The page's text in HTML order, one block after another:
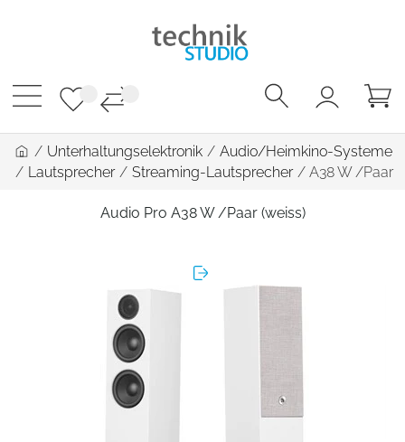
/ Unterhaltungselektronik / Audio/Heimkino-Systeme
/ Lautsprecher / Streaming-Lautsprecher / A38 W /Paar
Audio Pro A38 W /Paar (weiss)